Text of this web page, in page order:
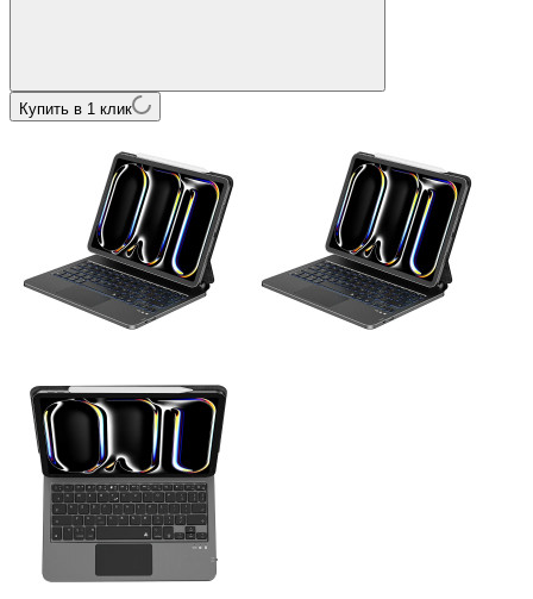
Купить в 1 клик